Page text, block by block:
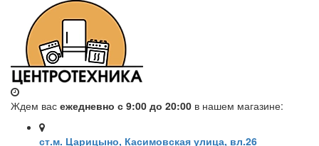
Ждем вас ежедневно с 9:00 до 20:00 в нашем магазине:
ст.м. Царицыно, Касимовская улица, вл.26